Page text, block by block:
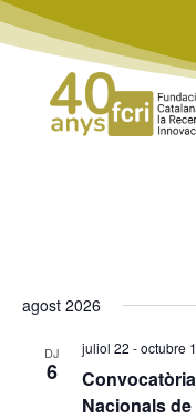
agost 2026
DJ
6
juliol 22 -octubre
Nacionals